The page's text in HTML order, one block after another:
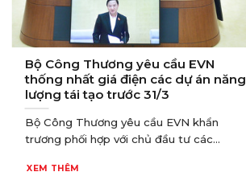
Bộ Công Thương yêu cầu EVN
thống nhất giá điện các dự án năng
lượng tái tạo trước 31/3
Bộ Công Thương yêu cầu EVN khẩn
trương phối hợp với chủ đầu tư các...
XEM THÊM